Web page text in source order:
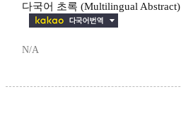
다국어 초록 (Multilingual Abstract)
N/A